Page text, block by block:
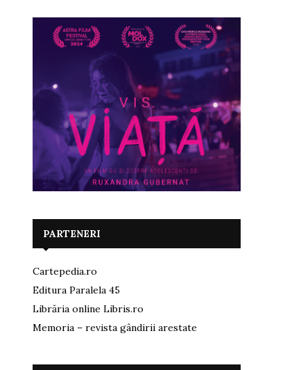
PARTENERI
Cartepedia.ro
Editura Paralela 45
Librăria online Libris.ro
Memoria – revista gândirii arestate